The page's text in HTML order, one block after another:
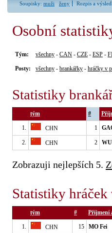
Soupisky: muži ženy Rozpis a
Osobní
Tým: všechny - CAN - CZE - ESP -
Posty: všechny - brankářky - hráčky v
Statistiky
tým #
1. CHN 1
2. CHN 2
Zobrazuji nejlepších 5.
Statistiky
tým # Příjmení
1. CHN 15 MO Fei